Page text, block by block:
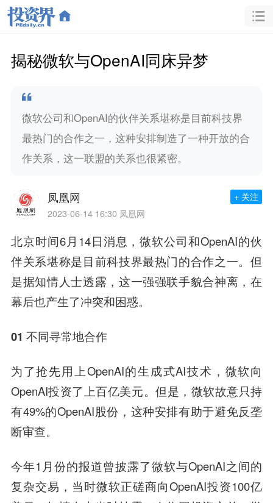
揭秘微软与OpenAI同床异梦
微软公司和OpenAI的伙伴关系堪称是目前科技界
最热门的合作之一，这种安排制造了一种开放的合
作关系，这一联盟的关系也很紧密。
凤凰网
2023-06-14 16:30 凤凰网
+ 关注
北京时间6月14日消息，微软公司和OpenAI的伙
伴关系堪称是目前科技界最热门的合作之一。但
是据知情人士透露，这一强强联手貌合神离，在
幕后也产生了冲突和困惑。
01 不同寻常地合作
为了抢先用上OpenAI的生成式AI技术，微软向
OpenAI投资了上百亿美元。但是，微软故意只持
有49%的OpenAI股份，这种安排有助于避免反垄
断审查。
今年1月份的报道曾披露了微软与OpenAI之间的
复杂交易，当时微软正磋商向OpenAI投资100亿